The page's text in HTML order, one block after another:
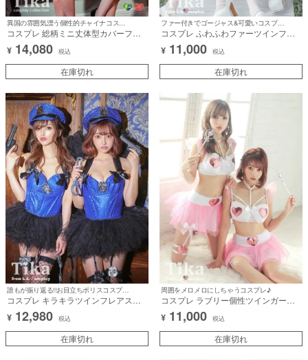
コスプレ 総柄ミニ丈体型カバーフレ
アスカートツインチャイナ服 [3点セ
ット] (ワンピース/帯/腰紐)【ハロウィ
ン】[tk-hwz327]
¥ 14,080 税込
在庫切れ
ファー付きでゴージャス&可愛いコスプレ♪
コスプレ ふわふわファーツインフレ
アスカートガーリーエンジェル [4点
セット] (トップス/スカート/カチュー
シャ/ネックパーツ)【ハロウィン】[la-
¥ 11,000 税込
在庫切れ
誰もが振り返る!!お目立ちポリスコスプレ♪
コスプレ キラキラツインフレアスカ
ートポリス [4点セット] (オールインワ
ン/スカート/帽子/手錠)【ハロウィ
ン】[la-hwpk2133]
¥ 12,980 税込
在庫切れ
周囲をメロメロにしちゃうコスプレ♪
コスプレ ラブリー個性ツインガーリ
ーへそ出しフレアスカートエンジェル
[3点セット] (トップス/スカート/ワン
ド)【ハロウィン】[la-hwpk2105]
¥ 11,000 税込
在庫切れ